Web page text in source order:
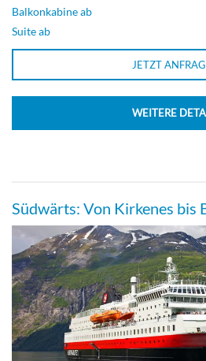
Balkonkabine ab
Suite ab
JETZT
WEITERE
Südwärts: Von Kirkenes bis